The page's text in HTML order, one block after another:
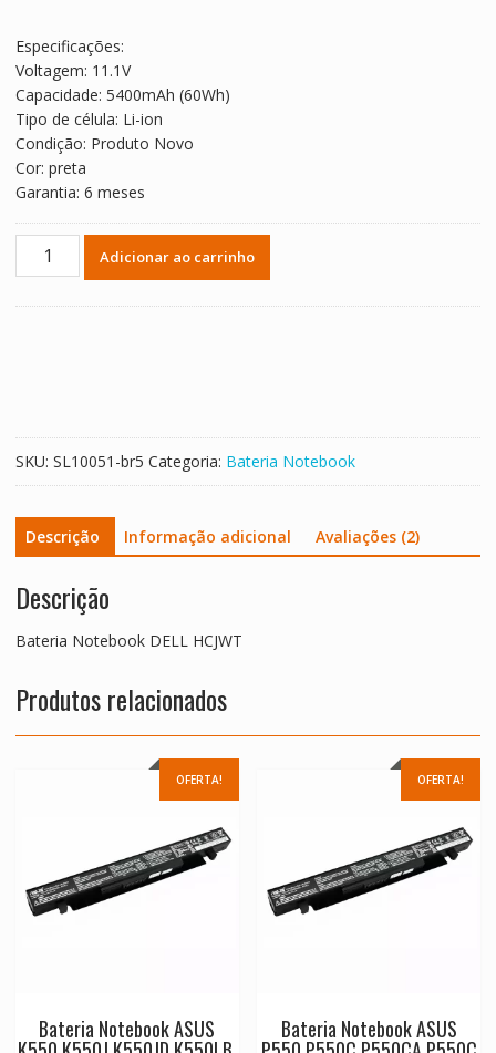
era:
R$ 348,56.
Especificações:
Voltagem: 11.1V
Capacidade: 5400mAh (60Wh)
Tipo de célula: Li-ion
Condição: Produto Novo
Cor: preta
Garantia: 6 meses
Bateria
Adicionar ao carrinho
SKU: SL10051-br5 Categoria: Bateria Notebook
Descrição Informação adicional Avaliações (2)
Descrição
Bateria Notebook DELL HCJWT
Produtos relacionados
OFERTA!
Bateria Notebook ASUS
OFERTA!
Bateria Notebook ASUS